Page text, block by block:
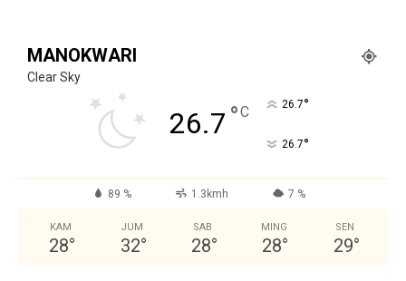
MANOKWARI
Clear Sky
26.7 °C 26.7°
26.7°
89 % 1.3kmh 7 %
KAM
28°
JUM
32°
SAB
28°
MING
28°
SEN
29°